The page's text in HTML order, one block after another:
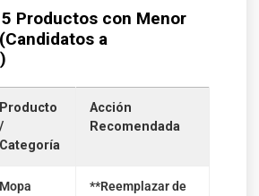
Productos con Menor
a
Producto
/
Categoría
Acción
Recomendada
Mopa
**Reemplazar de